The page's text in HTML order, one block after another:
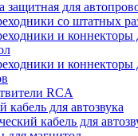
защитная для
со штатных
и коннекторы
и коннекторы
RCA
кабель для автозвука
кабель для